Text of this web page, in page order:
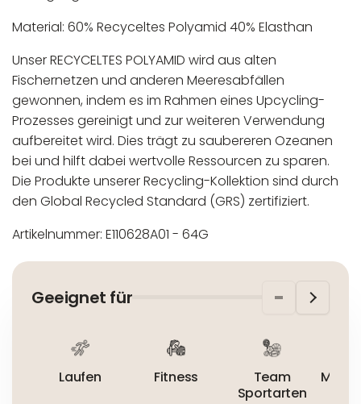
Material: 60% Recyceltes Polyamid 40% Elasthan
Unser RECYCELTES POLYAMID wird aus alten
Fischernetzen und anderen Meeresabfällen
gewonnen, indem es im Rahmen eines Upcycling-
Prozesses gereinigt und zur weiteren Verwendung
aufbereitet wird. Dies trägt zu saubereren Ozeanen
bei und hilft dabei wertvolle Ressourcen zu sparen.
Die Produkte unserer Recycling-Kollektion sind durch
den Global Recycled Standard (GRS) zertifiziert.
Artikelnummer: E110628A01 - 64G
Maschinenwäsche bis 30°C
Nicht bügeln
In der EU niedergelassener verantwortlicher
Geeignet für
Laufen Fitness
Team
Sportarten